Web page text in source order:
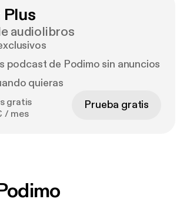
Plus
audiolibros
podcast de Podimo sin anuncios
quieras
gratis
/ mes
Prueba gratis